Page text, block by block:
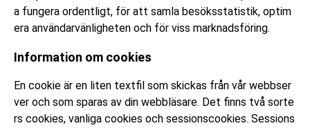
a fungera ordentligt, för att samla besöksstatistik, optim
era användarvänligheten och för viss marknadsföring.
Information om cookies
En cookie är en liten textfil som skickas från vår webbser
ver och som sparas av din webbläsare. Det finns två sorte
rs cookies, vanliga cookies och sessionscookies. Sessions